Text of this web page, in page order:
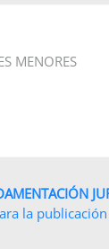
MENORES
la